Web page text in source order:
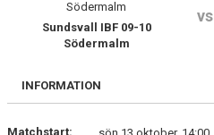
DOKUMENT
BILDGALLERI
KONTAKT
Sundsvall IBF 09-10
Södermalm
vs
INFORMATION
Matchstart: